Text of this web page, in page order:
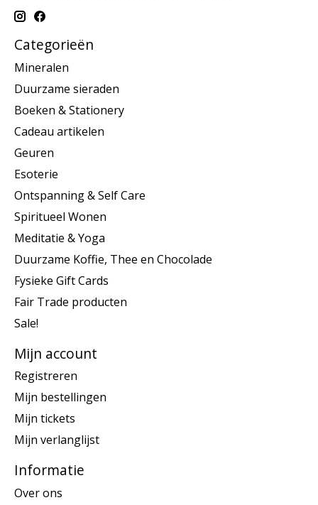
Categorieën
Mineralen
Duurzame sieraden
Boeken & Stationery
Cadeau artikelen
Geuren
Esoterie
Ontspanning & Self Care
Spiritueel Wonen
Meditatie & Yoga
Duurzame Koffie, Thee en Chocolade
Fysieke Gift Cards
Fair Trade producten
Sale!
Mijn account
Registreren
Mijn bestellingen
Mijn tickets
Mijn verlanglijst
Informatie
Over ons